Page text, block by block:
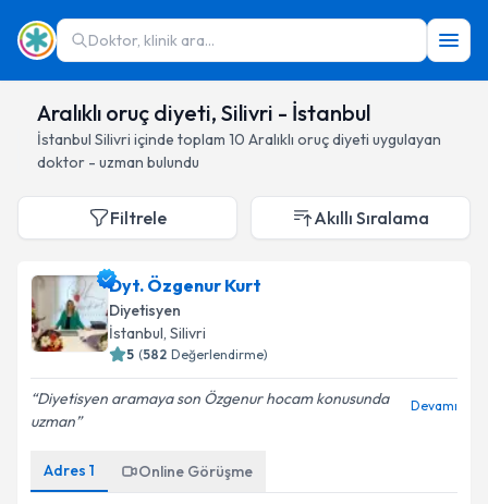
Doktor, klinik ara...
Aralıklı oruç diyeti, Silivri - İstanbul
İstanbul Silivri içinde toplam 10 Aralıklı oruç diyeti uygulayan
doktor - uzman bulundu
Filtrele Akıllı Sıralama
Dyt. Özgenur Kurt
Diyetisyen
İstanbul, Silivri
5 (582 Değerlendirme)
Diyetisyen aramaya son Özgenur hocam konusunda
uzman
Devamı
Adres 1 Online Görüşme